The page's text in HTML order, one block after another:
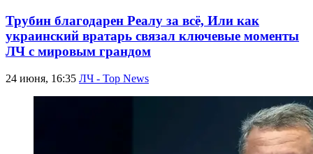
Трубин благодарен Реалу за всё, Или как
украинский вратарь связал ключевые моменты
ЛЧ с мировым грандом
24 июня, 16:35 ЛЧ - Top News